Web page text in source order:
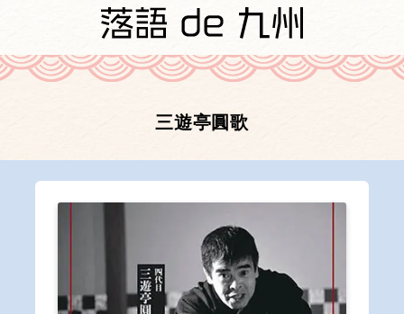
三遊亭圓歌